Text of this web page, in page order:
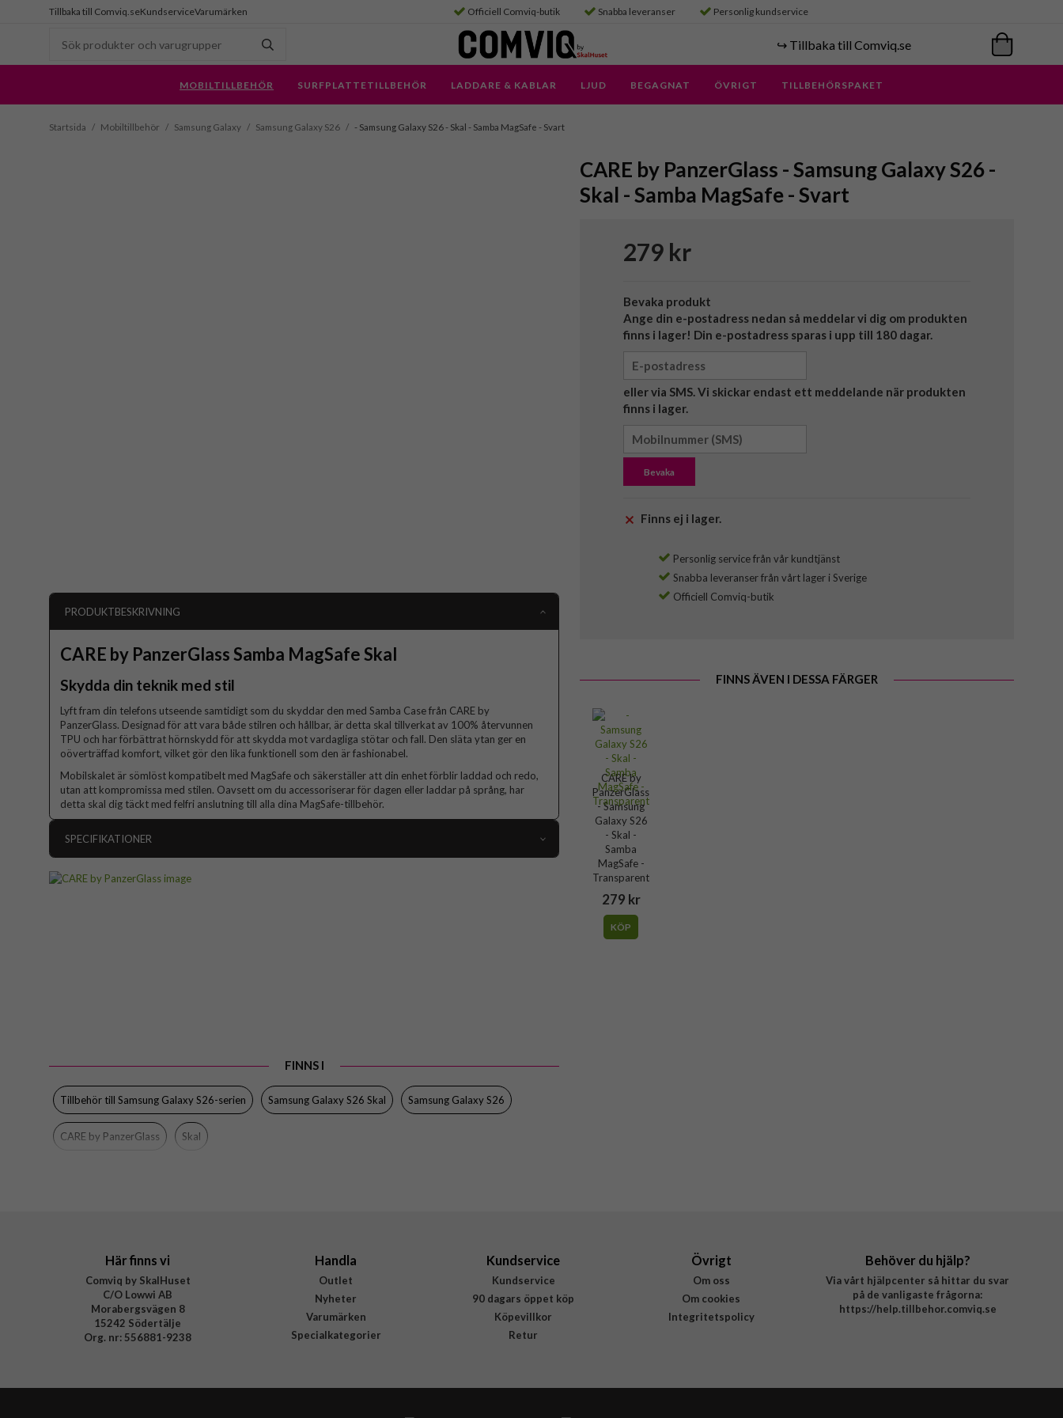
Tillbaka till Comviq.seKundserviceVarumärken Officiell Comviq-butik Snabba leveranser Personlig kundservice
↪️ Tillbaka till Comviq.se
MOBILTILLBEHÖR SURFPLATTETILLBEHÖR LADDARE & KABLAR LJUD BEGAGNAT ÖVRIGT TILLBEHÖRSPAKET
Startsida / Mobiltillbehör / Samsung Galaxy / Samsung Galaxy S26 / - Samsung Galaxy S26 - Skal - Samba MagSafe - Svart
CARE by PanzerGlass - Samsung Galaxy S26 -
Skal - Samba MagSafe - Svart
279 kr
Bevaka produkt
Ange din e-postadress nedan så meddelar vi dig om produkten
finns i lager! Din e-postadress sparas i upp till 180 dagar.
eller via SMS. Vi skickar endast ett meddelande när produkten
finns i lager.
Bevaka
Finns ej i lager.
Personlig service från vår kundtjänst
Snabba leveranser från vårt lager i Sverige
Officiell Comviq-butik
FINNS ÄVEN I DESSA FÄRGER
CARE by
PanzerGlass
- Samsung
Galaxy S26
- Skal -
Samba
MagSafe -
Transparent
279 kr
KÖP
PRODUKTBESKRIVNING
CARE by PanzerGlass Samba MagSafe Skal
Skydda din teknik med stil
Lyft fram din telefons utseende samtidigt som du skyddar den med Samba Case från CARE by
PanzerGlass. Designad för att vara både stilren och hållbar, är detta skal tillverkat av 100% återvunnen
TPU och har förbättrat hörnskydd för att skydda mot vardagliga stötar och fall. Den släta ytan ger en
oöverträffad komfort, vilket gör den lika funktionell som den är fashionabel.
Mobilskalet är sömlöst kompatibelt med MagSafe och säkerställer att din enhet förblir laddad och redo,
utan att kompromissa med stilen. Oavsett om du accessoriserar för dagen eller laddar på språng, har
detta skal dig täckt med felfri anslutning till alla dina MagSafe-tillbehör.
SPECIFIKATIONER
FINNS I
Tillbehör till Samsung Galaxy S26-serien Samsung Galaxy S26 Skal Samsung Galaxy S26
CARE by PanzerGlass Skal
Här finns vi
Comviq by SkalHuset
C/O Lowwi AB
Morabergsvägen 8
15242 Södertälje
Org. nr: 556881-9238
Handla
Outlet
Nyheter
Varumärken
Specialkategorier
Kundservice
Kundservice
90 dagars öppet köp
Köpevillkor
Retur
Övrigt
Om oss
Om cookies
Integritetspolicy
Behöver du hjälp?
Via vårt hjälpcenter så hittar du svar
på de vanligaste frågorna:
https://help.tillbehor.comviq.se